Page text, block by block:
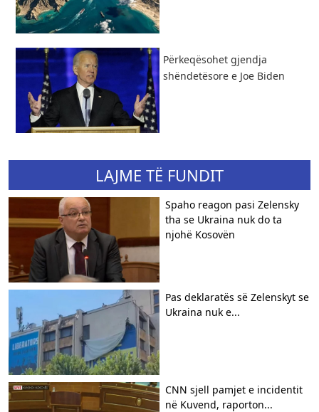
Përkeqësohet gjendja
shëndetësore e Joe Biden
LAJME TË FUNDIT
​Spaho reagon pasi Zelensky
tha se Ukraina nuk do ta
njohë Kosovën
Pas deklaratës së Zelenskyt se
Ukraina nuk e...
CNN sjell pamjet e incidentit
në Kuvend, raporton...